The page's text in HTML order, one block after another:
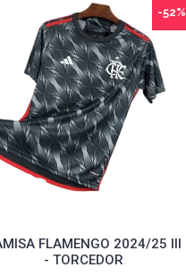
-52%
FLAMENGO 2024/25 III
- TORCEDOR